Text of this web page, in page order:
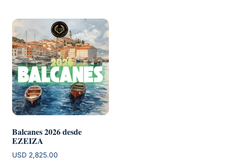
Balcanes 2026 desde
EZEIZA
USD 2,825.00